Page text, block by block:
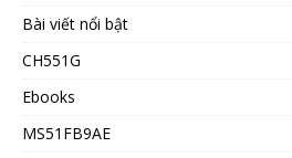
Bài viết nổi bật
CH551G
Ebooks
MS51FB9AE